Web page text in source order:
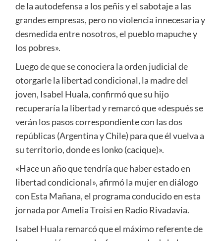
de la autodefensa a los peñis y el sabotaje a las
grandes empresas, pero no violencia innecesaria y
desmedida entre nosotros, el pueblo mapuche y
los pobres».
Luego de que se conociera la orden judicial de
otorgarle la libertad condicional, la madre del
joven, Isabel Huala, confirmó que su hijo
recuperaría la libertad y remarcó que «después se
verán los pasos correspondiente con las dos
repúblicas (Argentina y Chile) para que él vuelva a
su territorio, donde es lonko (cacique)».
«Hace un año que tendría que haber estado en
libertad condicional», afirmó la mujer en diálogo
con Esta Mañana, el programa conducido en esta
jornada por Amelia Troisi en Radio Rivadavia.
Isabel Huala remarcó que el máximo referente de